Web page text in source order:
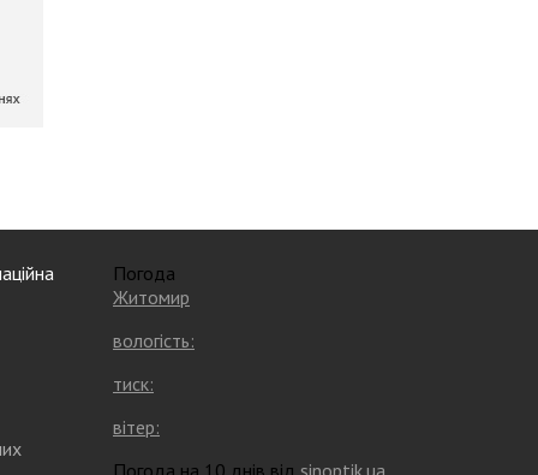
Погода
Житомир
вологість:
тиск:
вітер:
Погода на 10 днів від sinoptik.ua